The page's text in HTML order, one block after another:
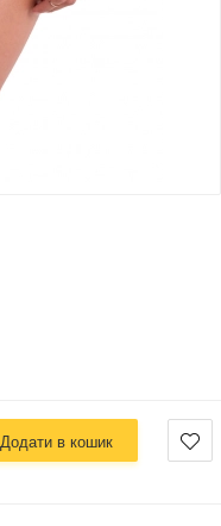
Додати в кошик